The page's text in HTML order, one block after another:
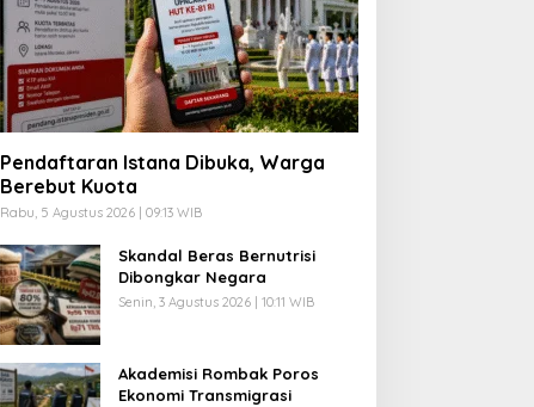
Pendaftaran Istana Dibuka, Warga
Berebut Kuota
Rabu, 5 Agustus 2026 | 09:13 WIB
Skandal Beras Bernutrisi
Dibongkar Negara
Senin, 3 Agustus 2026 | 10:11 WIB
Akademisi Rombak Poros
Ekonomi Transmigrasi